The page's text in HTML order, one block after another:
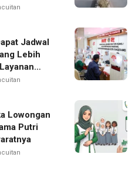
Jadwal
Lebih
Lowongan
Putri